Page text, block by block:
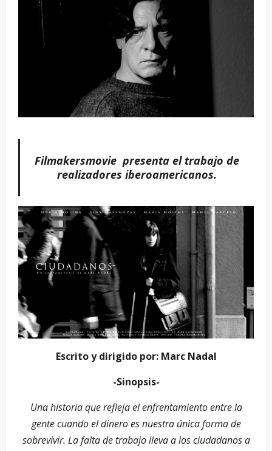
Filmakersmovie presenta el trabajo de
realizadores iberoamericanos.
Escrito y dirigido por: Marc Nadal
-Sinopsis-
Una historia que refleja el enfrentamiento entre la
gente cuando el dinero es nuestra única forma de
sobrevivir. La falta de trabajo lleva a los ciudadanos a